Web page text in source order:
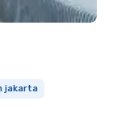
jakarta